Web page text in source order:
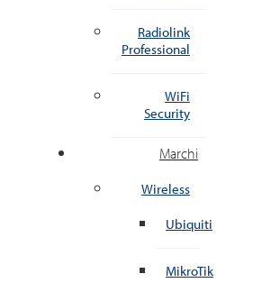
Radiolink
Professional
WiFi
Security
Marchi
Wireless
Ubiquiti
MikroTik